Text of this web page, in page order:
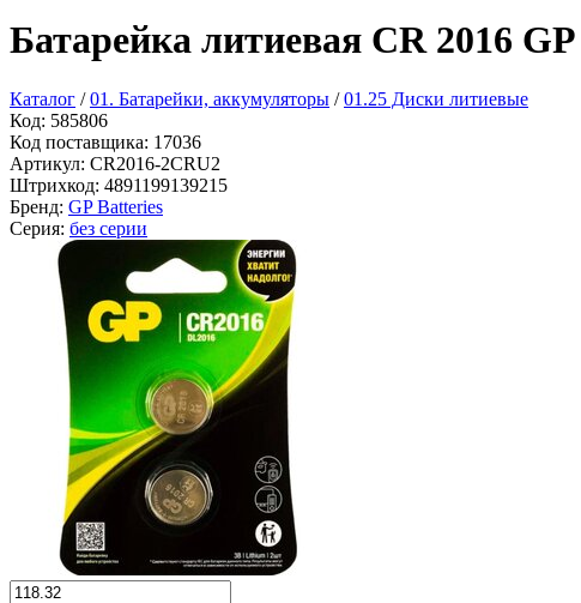
Батарейка литиевая CR 2016
Каталог /01. Батарейки, аккумуляторы /01.25 Диски литиевые
Код: 585806
Код поставщика: 17036
Артикул: CR2016-2CRU2
Штрихкод: 4891199139215
Бренд: GP Batteries
Серия: без серии